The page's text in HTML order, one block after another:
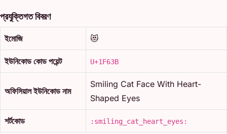
প্রযুক্তিগত বিবরণ
ইমোজি 😻
ইউনিকোড কোড পয়েন্ট U+1F63B
অফিসিয়াল ইউনিকোড নাম
Smiling Cat Face With Heart-
Shaped Eyes
শর্টকোড :smiling_cat_heart_eyes: